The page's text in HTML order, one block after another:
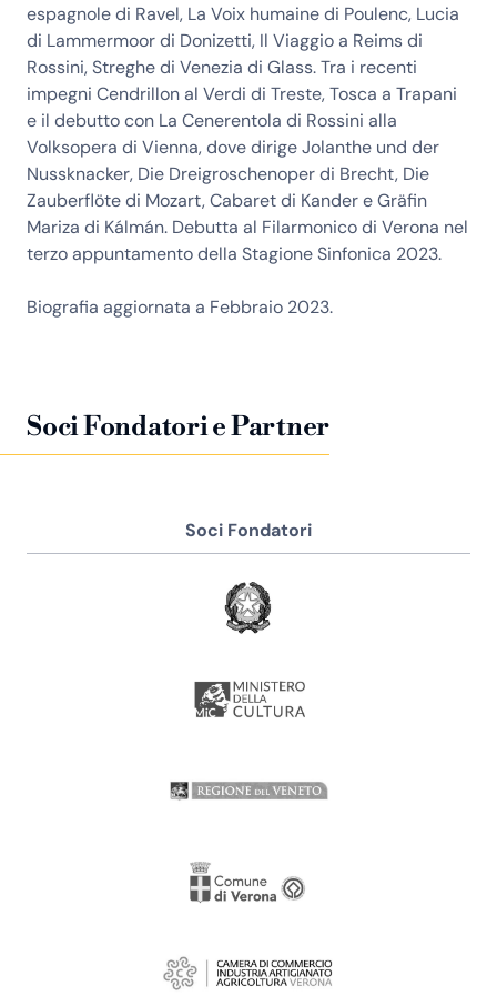
espagnole di Ravel, La Voix humaine di Poulenc, Lucia
di Lammermoor di Donizetti, Il Viaggio a Reims di
Rossini, Streghe di Venezia di Glass. Tra i recenti
impegni Cendrillon al Verdi di Treste, Tosca a Trapani
e il debutto con La Cenerentola di Rossini alla
Volksopera di Vienna, dove dirige Jolanthe und der
Nussknacker, Die Dreigroschenoper di Brecht, Die
Zauberflöte di Mozart, Cabaret di Kander e Gräfin
Mariza di Kálmán. Debutta al Filarmonico di Verona nel
terzo appuntamento della Stagione Sinfonica 2023.
Biografia aggiornata a Febbraio 2023.
Soci Fondatori e Partner
Soci Fondatori